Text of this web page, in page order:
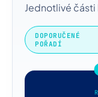
Jednotlivé
DOPORUČENÉ
POŘADÍ